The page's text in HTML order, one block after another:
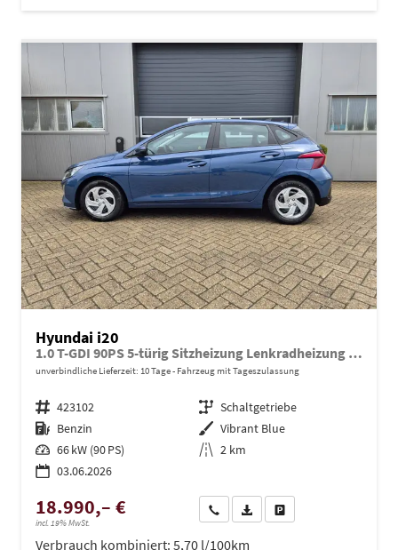
Hyundai i20
1.0 T-GDI 90PS 5-türig Sitzheizung Lenkradheizung Rückf.Kamera PDC Klima Apple CarPlay Android Auto Tempomat Touchscreen
unverbindliche Lieferzeit: 10 Tage Fahrzeug mit Tageszulassung
Fahrzeugnr. 423102 Getriebe Schaltgetriebe
Kraftstoff Benzin Außenfarbe Vibrant Blue
Leistung 66 kW (90 PS) Kilometerstand 2 km
03.06.2026
18.990,– €
incl. 19% MwSt.
Wir rufen Sie anPDF-Datei, Fahrzeugexposé
Verbrauch kombiniert: 5,70 l/100km